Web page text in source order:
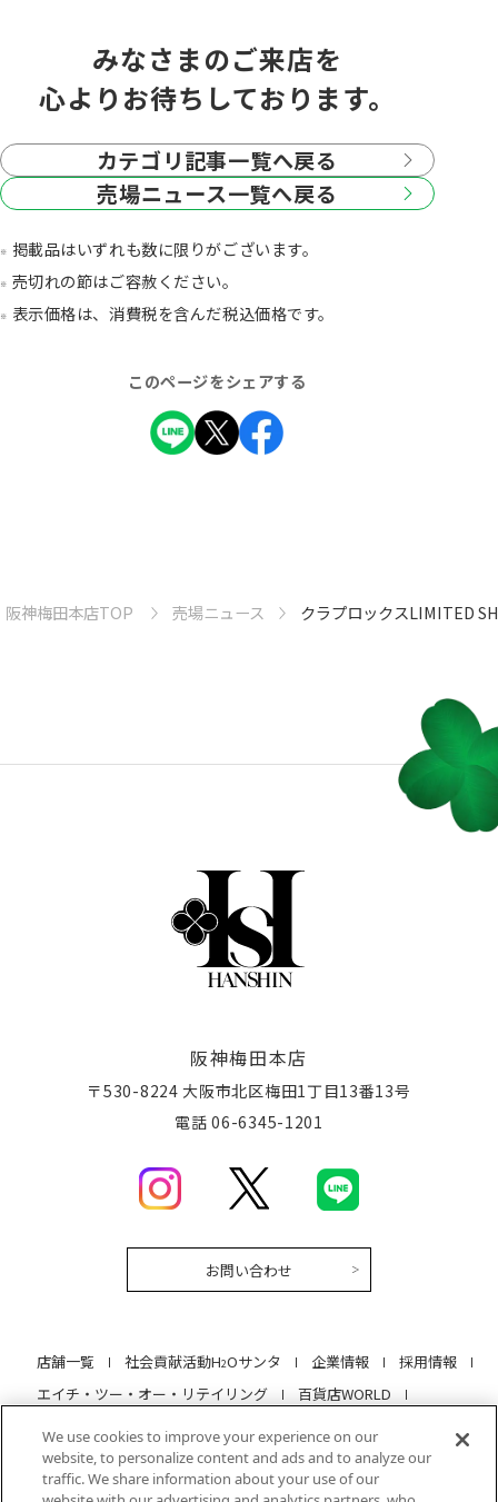
みなさまのご来店を
心よりお待ちしております。
カテゴリ記事一覧へ戻る
売場ニュース一覧へ戻る
掲載品はいずれも数に限りがございます。
売切れの節はご容赦ください。
表示価格は、消費税を含んだ税込価格です。
このページをシェアする
阪神梅田本店TOP 売場ニュース クラプロックスLIMITED
阪神梅田本店
〒530-8224 大阪市北区梅田1丁目13番13号
電話 06-6345-1201
お問い合わせ
店舗一覧 社会貢献活動H2Oサンタ 企業情報
採用情報
エイチ・ツー・オー・リテイリング
百貨店WORLD
当サイトについて
プライバシーポリシー
クッキーポリシー
ソーシャルメディアポリシー
特定商取引法に基づく表記
サイトマップ
We use cookies to improve your experience on our
website, to personalize content and ads and to analyze our
traffic. We share information about your use of our